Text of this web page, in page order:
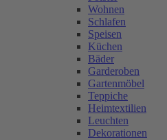
Wohnen
Schlafen
Speisen
Küchen
Bäder
Garderoben
Gartenmöbel
Teppiche
Heimtextilien
Leuchten
Dekorationen